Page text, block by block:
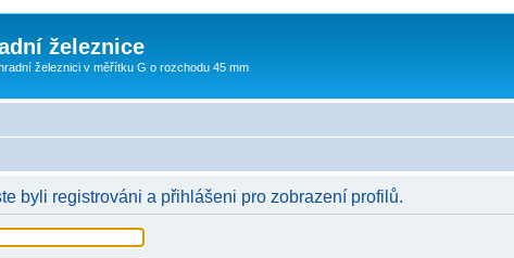
železnice
železnici v měřítku G o rozchodu 45 mm
byli registrováni a přihlášeni pro zobrazení profilů.